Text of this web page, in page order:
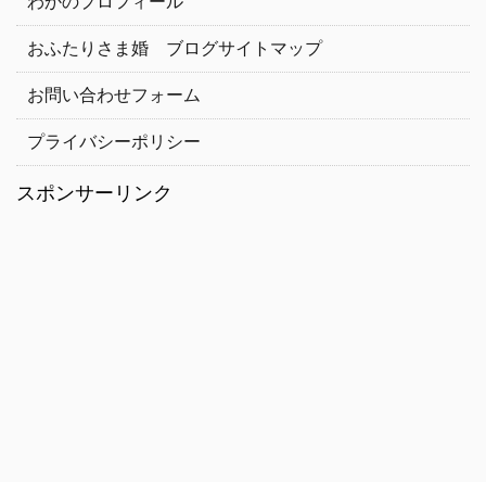
おふたりさま婚 ブログサイトマップ
お問い合わせフォーム
プライバシーポリシー
スポンサーリンク